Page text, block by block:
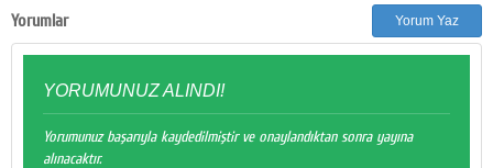
© 2026 TÜM HAKLARI SAKLIDIR
Yorumlar Yorum Yaz
YORUMUNUZ ALINDI!
Yorumunuz başarıyla kaydedilmiştir ve onaylandıktan sonra yayına
alınacaktır.